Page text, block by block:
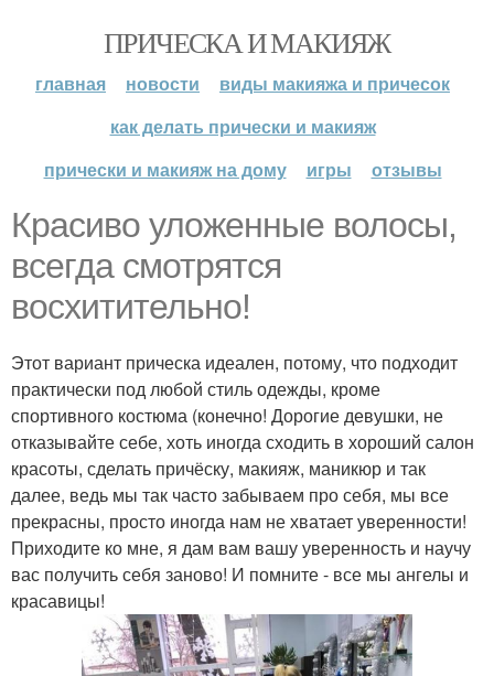
ПРИЧЕСКА И МАКИЯЖ
главная новости
виды макияжа и причесок
как делать прически и макияж
прически и макияж на дому
игры отзывы
Красиво уложенные волосы,
всегда смотрятся
восхитительно!
Этот вариант прическа идеален, потому, что подходит
практически под любой стиль одежды, кроме
спортивного костюма (конечно! Дорогие девушки, не
отказывайте себе, хоть иногда сходить в хороший салон
красоты, сделать причёску, макияж, маникюр и так
далее, ведь мы так часто забываем про себя, мы все
прекрасны, просто иногда нам не хватает уверенности!
Приходите ко мне, я дам вам вашу уверенность и научу
вас получить себя заново! И помните - все мы ангелы и
красавицы!